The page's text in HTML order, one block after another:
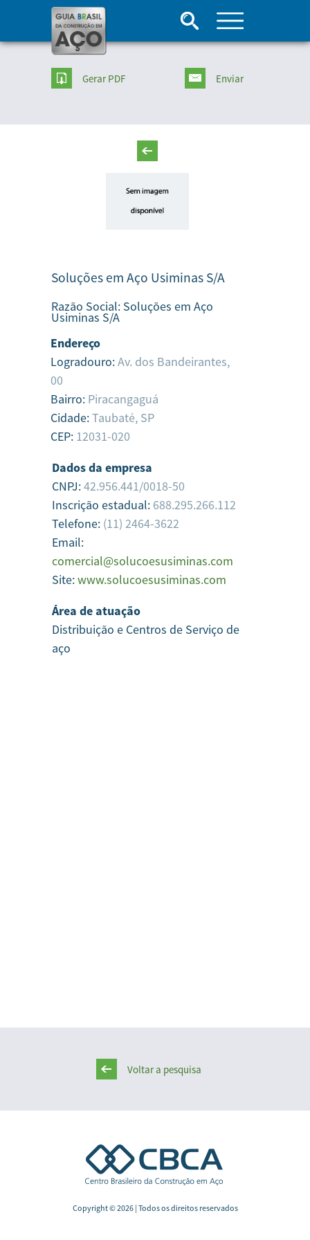
Gerar PDF Enviar
Soluções em Aço Usiminas S/A
Razão Social: Soluções em Aço
Usiminas S/A
Endereço
Logradouro:Av. dos Bandeirantes,
00
Bairro: Piracangaguá
Cidade:Taubaté, SP
CEP: 12031-020
Dados da empresa
CNPJ:42.956.441/0018-50
Inscrição estadual: 688.295.266.112
Telefone: (11) 2464-3622
Email:
comercial@solucoesusiminas.com
Site:www.solucoesusiminas.com
Área de atuação
Distribuição e Centros de Serviço de
aço
Voltar a pesquisa
Copyright © 2026 | Todos os direitos reservados